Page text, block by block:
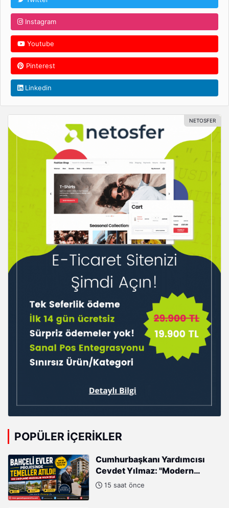
Instagram
Youtube
Pinterest
Linkedin
POPÜLER İÇERIKLER
Cumhurbaşkanı Yardımcısı
Cevdet Yılmaz: "Modern
Türkiye'nin İmarında
15 saat önce